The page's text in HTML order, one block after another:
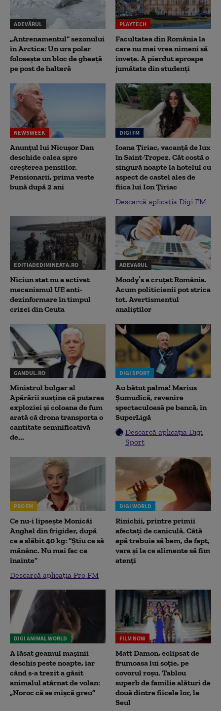
ADEVĂRUL
„Antrenamentul” sezonului
în Arctica: Un urs polar
folosește un bloc de gheață
pe post de halteră
PLAYTECH
Facultatea din România la
care nu mai vrea nimeni să
înveţe. A pierdut aproape
jumătate din studenţi
NEWSWEEK
Anunțul lui Nicușor Dan
deschide calea spre
creșterea pensiilor.
Pensionarii, prima veste
bună după 2 ani
DIGI FM
Ioana Țiriac, vacanță de lux
în Saint-Tropez. Cât costă o
singură noapte la hotelul cu
aspect de castel ales de
fiica lui Ion Țiriac
Descarcă aplicația Digi FM
EDITIADEDIMINEATA.RO
Niciun stat nu a activat
mecanismul UE anti-
dezinformare în timpul
crizei din Ceuta
ADEVARUL
Moody’s a cruțat România.
Acum politicienii pot strica
tot. Avertismentul
analiștilor
GANDUL.RO
Ministrul bulgar al
Apărării susține că puterea
exploziei și coloana de fum
arată că drona transporta o
cantitate semnificativă
de...
DIGI SPORT
Au bătut palma! Marius
Șumudică, revenire
spectaculoasă pe bancă, în
SuperLigă
Descarcă aplicația Digi
Sport
PRO FM
Ce nu-i lipsește Monicăi
Anghel din frigider, după
ce a slăbit 40 kg: “Știu ce să
mănânc. Nu mai fac ca
înainte”
Descarcă aplicația Pro FM
DIGI WORLD
Rinichii, printre primii
afectați de caniculă. Câtă
apă trebuie să bem, de fapt,
vara și la ce alimente să fim
atenți
DIGI ANIMAL WORLD
A lăsat geamul mașinii
deschis peste noapte, iar
când s-a trezit a găsit
animalul atârnat de volan:
„Noroc că se mișcă greu”
FILM NOW
Matt Damon, eclipsat de
frumoasa lui soție, pe
covorul roșu. Tablou
superb de familie alături de
două dintre fiicele lor, la
Seul